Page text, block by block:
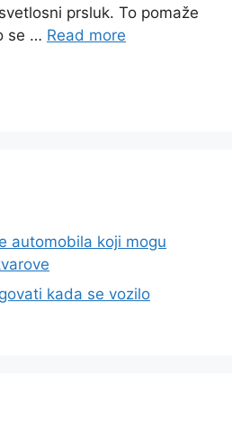
prsluk. To pomaže
se … Read more
automobila koji mogu
kada se vozilo